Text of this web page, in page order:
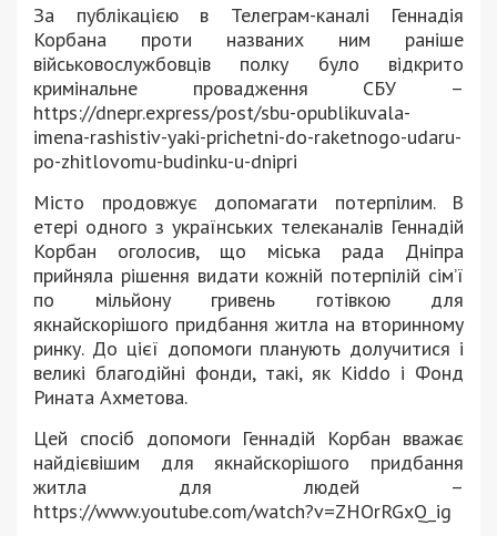
За публікацією в Телеграм-каналі Геннадія
Корбана проти названих ним раніше
військовослужбовців полку було відкрито
кримінальне провадження СБУ –
https://dnepr.express/post/sbu-opublikuvala-
imena-rashistiv-yaki-prichetni-do-raketnogo-udaru-
po-zhitlovomu-budinku-u-dnipri
Місто продовжує допомагати потерпілим. В
етері одного з українських телеканалів Геннадій
Корбан оголосив, що міська рада Дніпра
прийняла рішення видати кожній потерпілій сім’ї
по мільйону гривень готівкою для
якнайскорішого придбання житла на вторинному
ринку. До цієї допомоги планують долучитися і
великі благодійні фонди, такі, як Kiddo і Фонд
Рината Ахметова.
Цей спосіб допомоги Геннадій Корбан вважає
найдієвішим для якнайскорішого придбання
житла для людей –
https://www.youtube.com/watch?v=ZHOrRGxQ_ig